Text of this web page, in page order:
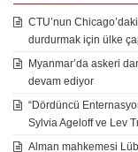
CTU’nun
durdurmak için ülke
Myanmar’da askeri
devam ediyor
“Dördüncü
Sylvia Ageloff ve Lev
Alman mahkemesi